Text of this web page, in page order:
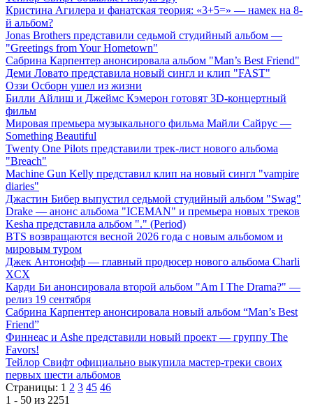
Кристина Агилера и фанатская теория: «3+5=» — намек на 8-
й альбом?
Jonas Brothers представили седьмой студийный альбом —
"Greetings from Your Hometown"
Сабрина Карпентер анонсировала альбом "Man’s Best Friend"
Деми Ловато представила новый сингл и клип "FAST"
Оззи Осборн ушел из жизни
Билли Айлиш и Джеймс Кэмерон готовят 3D-концертный
фильм
Мировая премьера музыкального фильма Майли Сайрус —
Something Beautiful
Twenty One Pilots представили трек-лист нового альбома
"Breach"
Machine Gun Kelly представил клип на новый сингл "vampire
diaries"
Джастин Бибер выпустил седьмой студийный альбом "Swag"
Drake — анонс альбома "ICEMAN" и премьера новых треков
Kesha представила альбом "." (Period)
BTS возвращаются весной 2026 года с новым альбомом и
мировым туром
Джек Антонофф — главный продюсер нового альбома Charli
XCX
Карди Би анонсировала второй альбом "Am I The Drama?" —
релиз 19 сентября
Сабрина Карпентер анонсировала новый альбом “Man’s Best
Friend”
Финнеас и Ashe представили новый проект — группу The
Favors!
Тейлор Свифт официально выкупила мастер-треки своих
первых шести альбомов
Страницы: 1 2 3 45 46
1 - 50 из 2251